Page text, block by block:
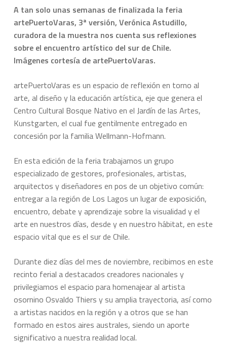
A tan solo unas semanas de finalizada la feria
artePuertoVaras, 3ª versión, Verónica Astudillo,
curadora de la muestra nos cuenta sus reflexiones
sobre el encuentro artístico del sur de Chile.
Imágenes cortesía de artePuertoVaras.
artePuertoVaras es un espacio de reflexión en torno al
arte, al diseño y la educación artística, eje que genera el
Centro Cultural Bosque Nativo en el Jardín de las Artes,
Kunstgarten, el cual fue gentilmente entregado en
concesión por la familia Wellmann-Hofmann.
En esta edición de la feria trabajamos un grupo
especializado de gestores, profesionales, artistas,
arquitectos y diseñadores en pos de un objetivo común:
entregar a la región de Los Lagos un lugar de exposición,
encuentro, debate y aprendizaje sobre la visualidad y el
arte en nuestros días, desde y en nuestro hábitat, en este
espacio vital que es el sur de Chile.
Durante diez días del mes de noviembre, recibimos en este
recinto ferial a destacados creadores nacionales y
privilegiamos el espacio para homenajear al artista
osornino Osvaldo Thiers y su amplia trayectoria, así como
a artistas nacidos en la región y a otros que se han
formado en estos aires australes, siendo un aporte
significativo a nuestra realidad local.